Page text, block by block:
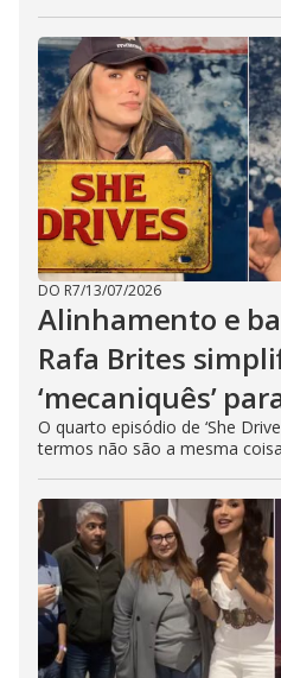
DO R7/13/07/2026
Alinhamento e
Rafa Brites
‘mecaniquês’
O quarto episódio de ‘She
termos não são a mesma coisa